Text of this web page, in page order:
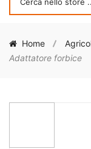
Home
Adattatore forbice